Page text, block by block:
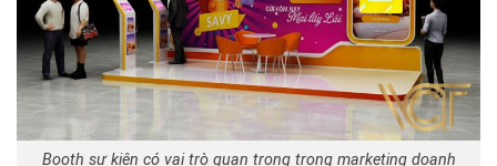
Booth sự kiện có vai trò quan trọng trong marketing doanh